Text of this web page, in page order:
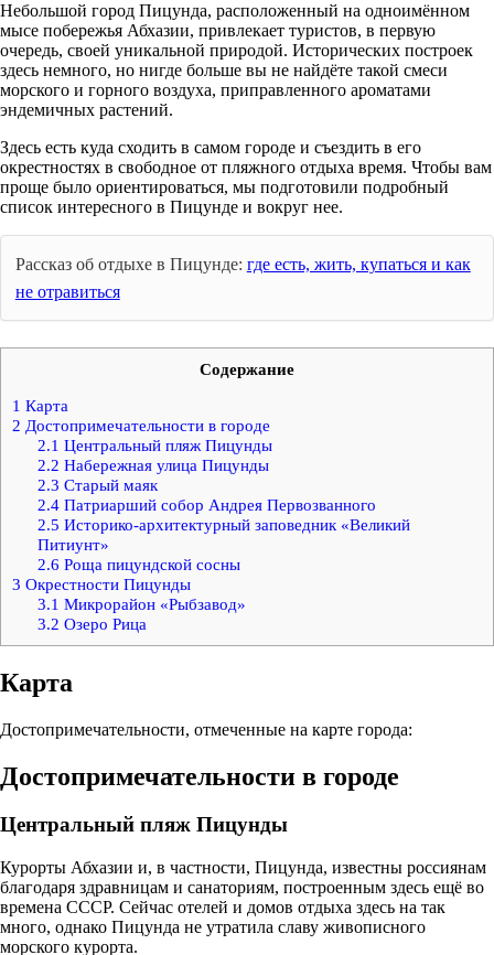
Небольшой город Пицунда, расположенный на одноимённом
мысе побережья Абхазии, привлекает туристов, в первую
очередь, своей уникальной природой. Исторических построек
здесь немного, но нигде больше вы не найдёте такой смеси
морского и горного воздуха, приправленного ароматами
эндемичных растений.
Здесь есть куда сходить в самом городе и съездить в его
окрестностях в свободное от пляжного отдыха время. Чтобы вам
проще было ориентироваться, мы подготовили подробный
список интересного в Пицунде и вокруг нее.
Рассказ об отдыхе в Пицунде: где есть, жить, купаться и как
не отравиться
Содержание
1 Карта
2 Достопримечательности в городе
2.1 Центральный пляж Пицунды
2.2 Набережная улица Пицунды
2.3 Старый маяк
2.4Патриарший собор Андрея Первозванного
2.5 Историко-архитектурный заповедник «Великий
Питиунт»
2.6 Роща пицундской сосны
3 Окрестности Пицунды
3.1 Микрорайон «Рыбзавод»
3.2 Озеро Рица
Карта
Достопримечательности, отмеченные на карте города:
Достопримечательности в городе
Центральный пляж Пицунды
Курорты Абхазии и, в частности, Пицунда, известны россиянам
благодаря здравницам и санаториям, построенным здесь ещё во
времена СССР. Сейчас отелей и домов отдыха здесь на так
много, однако Пицунда не утратила славу живописного
морского курорта.